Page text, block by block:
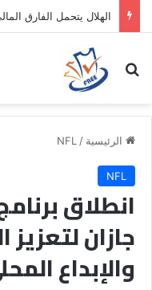
بحث عن
الرئيسية /
NFL
NFL
انطلاق
جازان لتعزيز
والإبداع